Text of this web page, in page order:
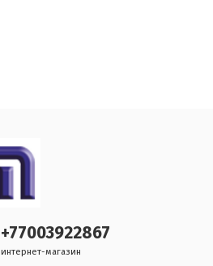
+77003922867
интернет-магазин